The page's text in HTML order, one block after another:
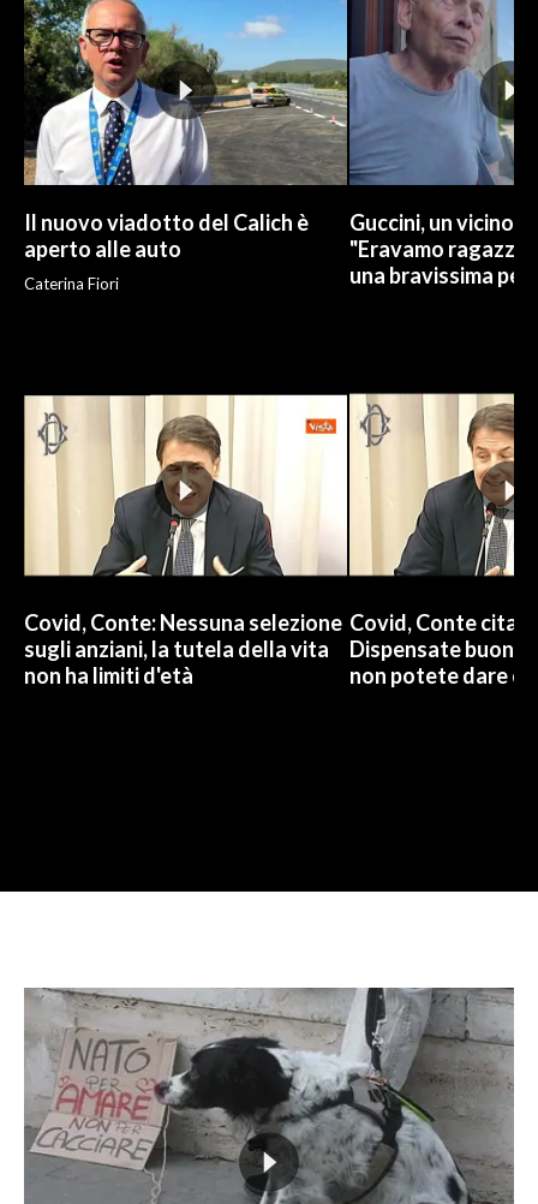
NECROLOGI
PUBBLICITÀ
SPIAGGE
STORE
Il nuovo viadotto del Calich è
aperto alle auto
Caterina Fiori
Guccini, un vicino
"Eravamo ragazzi
una bravissima
Covid, Conte: Nessuna selezione
sugli anziani, la tutela della vita
non ha limiti d'età
Covid, Conte cita
Dispensate buoni
non potete dare